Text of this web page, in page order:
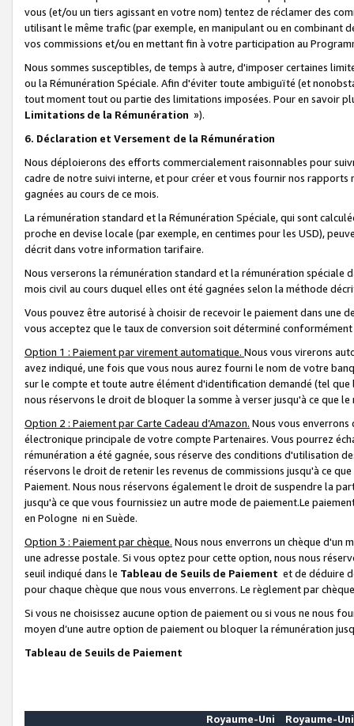
vous (et/ou un tiers agissant en votre nom) tentez de réclamer des
utilisant le même trafic (par exemple, en manipulant ou en combinant
vos commissions et/ou en mettant fin à votre participation au
Nous sommes susceptibles, de temps à autre, d'imposer certaines
ou la Rémunération Spéciale. Afin d'éviter toute ambiguïté (et
tout moment tout ou partie des limitations imposées. Pour en savoir
Limitations de la Rémunération »).
6. Déclaration et Versement de la Rémunération
Nous déploierons des efforts commercialement raisonnables pour
cadre de notre suivi interne, et pour créer et vous fournir nos
gagnées au cours de ce mois.
La rémunération standard et la Rémunération Spéciale, qui sont
proche en devise locale (par exemple, en centimes pour les USD),
décrit dans votre information tarifaire.
Nous verserons la rémunération standard et la rémunération spéciale
mois civil au cours duquel elles ont été gagnées selon la méthode
Vous pouvez être autorisé à choisir de recevoir le paiement dans une
vous acceptez que le taux de conversion soit déterminé
Option 1 : Paiement par virement automatique. Nous vous virerons
avez indiqué, une fois que vous nous aurez fourni le nom de votre
sur le compte et toute autre élément d'identification demandé (tel que
nous réservons le droit de bloquer la somme à verser jusqu'à ce que
Option 2 : Paiement par Carte Cadeau d’Amazon. Nous vous
électronique principale de votre compte Partenaires. Vous pourrez
rémunération a été gagnée, sous réserve des conditions d'utilisation
réservons le droit de retenir les revenus de commissions jusqu'à ce
Paiement. Nous nous réservons également le droit de suspendre la
jusqu'à ce que vous fournissiez un autre mode de paiement.Le
en Pologne ni en Suède.
Option 3 : Paiement par chèque. Nous nous enverrons un chèque d'un
une adresse postale. Si vous optez pour cette option, nous nous
seuil indiqué dans le Tableau de Seuils de Paiement et de déduire
pour chaque chèque que nous vous enverrons. Le règlement par
Si vous ne choisissez aucune option de paiement ou si vous ne nous
moyen d’une autre option de paiement ou bloquer la rémunération
Tableau de Seuils de Paiement
Royaume-Uni
Royaume-Uni